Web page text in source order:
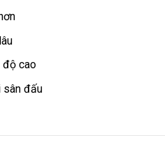
cao
sân đấu